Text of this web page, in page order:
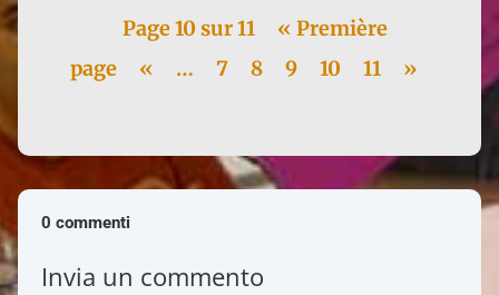
Page 10 sur 11
« Première
page
« … 7 8 9 10 11 »
0 commenti
Invia un commento